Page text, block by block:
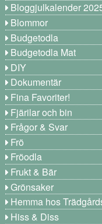
Bloggjulkalender
Blommor
Budgetodla
Budgetodla Mat
DIY
Dokumentär
Fina Favoriter!
Fjärilar och bin
Frågor & Svar
Frö
Fröodla
Frukt & Bär
Grönsaker
Hemma hos
Hiss & Diss